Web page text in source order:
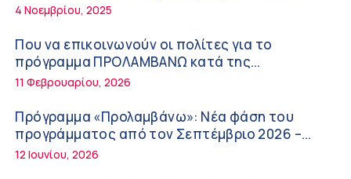
Μιχάλης Τάτσης, Insurance & Healthcare
Analyst, διευθυντής Επιχειρηματικής
Ανάπτυξης Ομίλου HHG
11:54 πμ
Kavita Patel: Ένα στα πέντε καινοτόμα
φάρμακα φτάνει τελικά στην Ελλάδα
9:21 πμ
Υπάρχει τελικά «δίαιτα θυρεοειδούς»; Τι
φόβο!
4 Νοεμβρίου, 2025
Που να επικοινωνούν οι πολίτες για το
πρόγραμμα ΠΡΟΛΑΜΒΑΝΩ κατά της
παχυσαρκίας
11 Φεβρουαρίου, 2026
Πρόγραμμα «Προλαμβάνω»: Νέα φάση του
προγράμματος από τον Σεπτέμβριο 2026 –
Δωρεάν προληπτικές εξετάσεις έως το 2030
12 Ιουνίου, 2026